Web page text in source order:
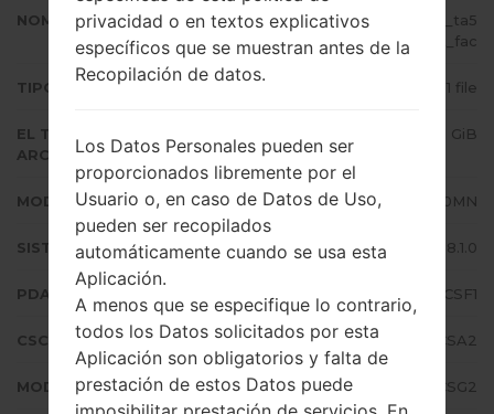
NOMBRE DE ARCHIVO
SM-J710MN_1_20190822100840_ta5
oa80zkt_fac
TIPO DE FIRMWARE 1 file
EL TAMAÑO DEL
ARCHIVO
2.11 GiB
MODELO Samsung SM-J710MN
SISTEMA OPERATIVO Android Oreo 8.1.0
PDA/AP VERSIÓN J710MNVJS4CSF1
CSC VERSIÓN J710MNUUB4CSA2
MODEM/CP VERSIÓN J710MNUBS4CSG2
privacidad o en textos explicativos
específicos que se muestran antes de la
Recopilación de datos.
Los Datos Personales pueden ser
proporcionados libremente por el
Usuario o, en caso de Datos de Uso,
pueden ser recopilados
automáticamente cuando se usa esta
Aplicación.
A menos que se especifique lo contrario,
todos los Datos solicitados por esta
Aplicación son obligatorios y falta de
prestación de estos Datos puede